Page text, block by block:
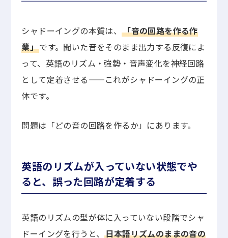
シャドーイングの本質は、「音の回路を作る作
業」です。聞いた音をそのまま出力する反復によ
って、英語のリズム・強勢・音声変化を神経回路
として定着させる——これがシャドーイングの正
体です。
問題は「どの音の回路を作るか」にあります。
英語のリズムが入っていない状態でや
ると、誤った回路が定着する
英語のリズムの型が体に入っていない段階でシャ
ドーイングを行うと、日本語リズムのままの音の